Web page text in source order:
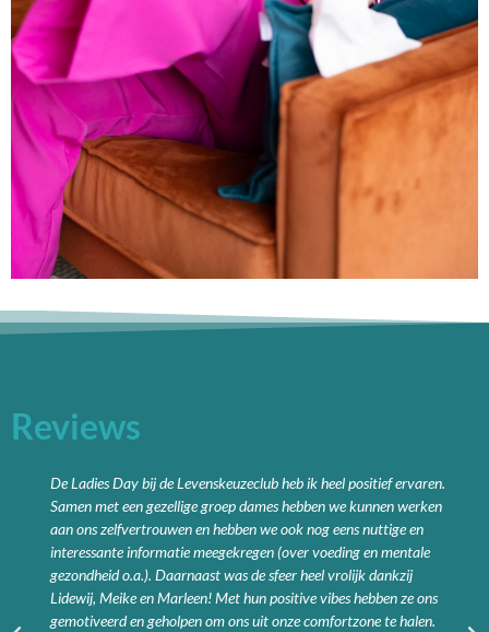
Reviews
De Ladies Day bij de Levenskeuzeclub heb ik heel positief ervaren.
Samen met een gezellige groep dames hebben we kunnen werken
aan ons zelfvertrouwen en hebben we ook nog eens nuttige en
interessante informatie meegekregen (over voeding en mentale
gezondheid o.a.). Daarnaast was de sfeer heel vrolijk dankzij
Lidewij, Meike en Marleen! Met hun positive vibes hebben ze ons
gemotiveerd en geholpen om ons uit onze comfortzone te halen.